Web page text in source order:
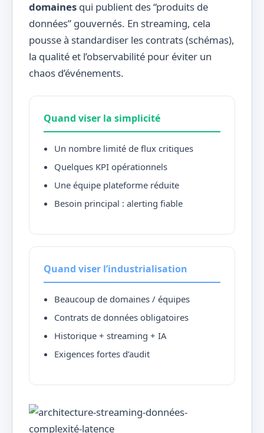
domaines qui publient des “produits de
données” gouvernés. En streaming, cela
pousse à standardiser les contrats (schémas),
la qualité et l’observabilité pour éviter un
chaos d’événements.
Quand viser la simplicité
Un nombre limité de flux critiques
Quelques KPI opérationnels
Une équipe plateforme réduite
Besoin principal : alerting fiable
Quand viser l’industrialisation
Beaucoup de domaines / équipes
Contrats de données obligatoires
Historique + streaming + IA
Exigences fortes d’audit